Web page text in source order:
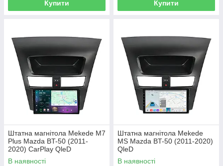
Купити Купити
Штатна магнітола Mekede M7
Plus Mazda BT-50 (2011-
2020) CarPlay QleD
В наявності
Штатна магнітола Mekede
MS Mazda BT-50 (2011-2020)
QleD
В наявності